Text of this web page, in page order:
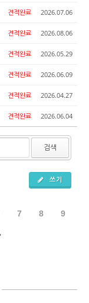
견적완료 2026.07.06
견적완료 2026.08.06
견적완료 2026.05.29
견적완료 2026.06.09
견적완료 2026.04.27
견적완료 2026.06.04
검색
쓰기
7 8 9